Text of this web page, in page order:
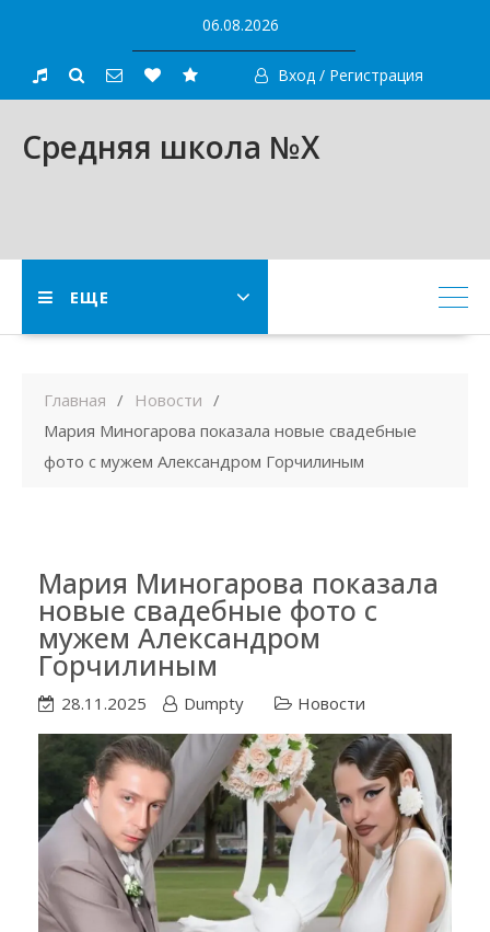
content
06.08.2026
Вход / Регистрация
Средняя школа №X
ЕЩЕ
Главная
Новости
Мария Миногарова показала новые свадебные
фото с мужем Александром Горчилиным
Мария Миногарова показала
новые свадебные фото с
мужем Александром
Горчилиным
28.11.2025 Dumpty Новости